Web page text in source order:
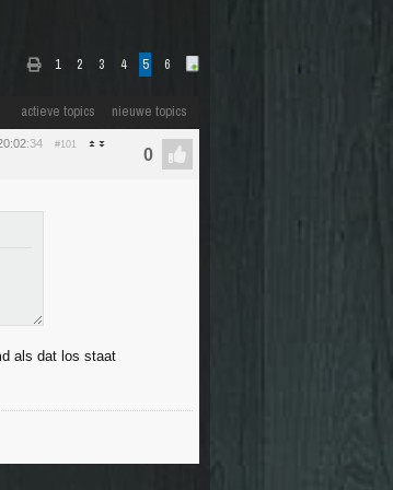
1 2 3 4 5 6
actieve topics nieuwe topics
:34 #101
als dat los staat